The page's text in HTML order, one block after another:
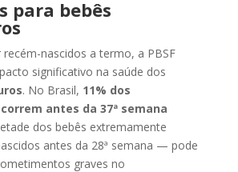
para bebês
nascidos a termo, a PBSF
significativo na saúde dos
. No Brasil, 11% dos
antes da 37ª semana
dos bebês extremamente
antes da 28ª semana — pode
graves no